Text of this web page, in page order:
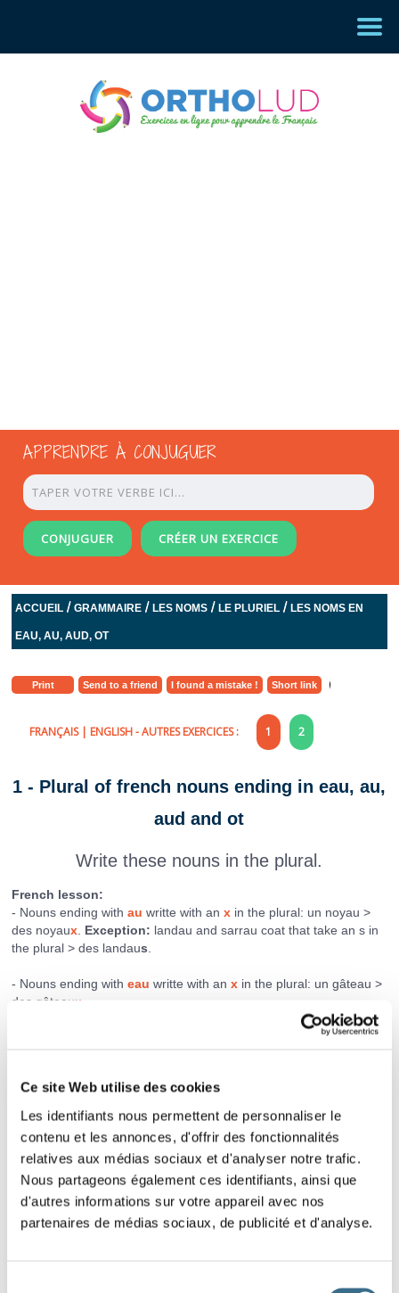
Ce site Web utilise des cookies
Les identifiants nous permettent de personnaliser le
contenu et les annonces, d'offrir des fonctionnalités
relatives aux médias sociaux et d'analyser notre trafic.
Nous partageons également ces identifiants, ainsi que
d'autres informations sur votre appareil avec nos
partenaires de médias sociaux, de publicité et d'analyse.
APPRENDRE À CONJUGUER
CONJUGUER CRÉER UN EXERCICE
ACCUEIL /GRAMMAIRE /LES NOMS /LE PLURIEL /LES NOMS EN
EAU, AU, AUD, OT
Print Send to a friend I found a mistake ! Short link
FRANÇAIS| ENGLISH- AUTRES EXERCICES : 1 2
1 - Plural of french nouns ending in eau, au,
aud and ot
Write these nouns in the plural.
French lesson:
- Nouns ending withau writte with anx in the plural: un noyau >
des noyaux Exception: landau and sarrau coat that take an s in
the plural > des landaus
- Nouns ending witheau writte with anx in the plural: un gâteau >
des gâteaux
in the plural.
un poteau ==> des
un boyau ==> des
un tuyau ==> des
un gâteau ==> des